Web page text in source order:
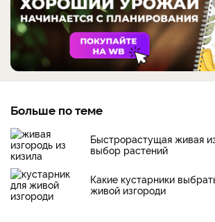
Больше по теме
Быстрорастущая живая
выбор растений
Какие кустарники
живой изгороди